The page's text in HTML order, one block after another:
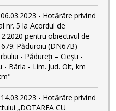
- Hotărâre privind
nr. 5 la Acordul de
pentru obiectivul de
Păduroiu (DN67B) -
- Pădureți – Ciești -
Bârla - Lim. Jud. Olt, km
- Hotărâre privind
„DOTAREA CU